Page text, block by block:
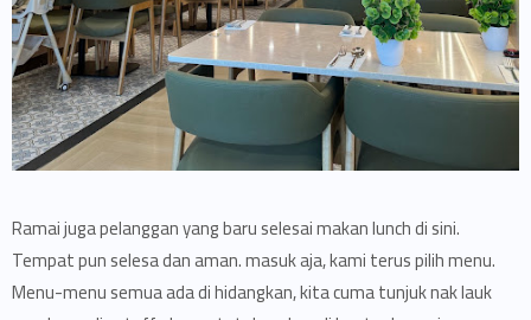
Ramai juga pelanggan yang baru selesai makan lunch di sini.
Tempat pun selesa dan aman. masuk aja, kami terus pilih menu.
Menu-menu semua ada di hidangkan, kita cuma tunjuk nak lauk